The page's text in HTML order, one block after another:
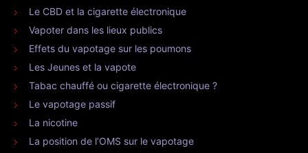
Le CBD et la cigarette électronique
Vapoter dans les lieux publics
Effets du vapotage sur les poumons
Les Jeunes et la vapote
Tabac chauffé ou cigarette électronique ?
Le vapotage passif
La nicotine
La position de l’OMS sur le vapotage